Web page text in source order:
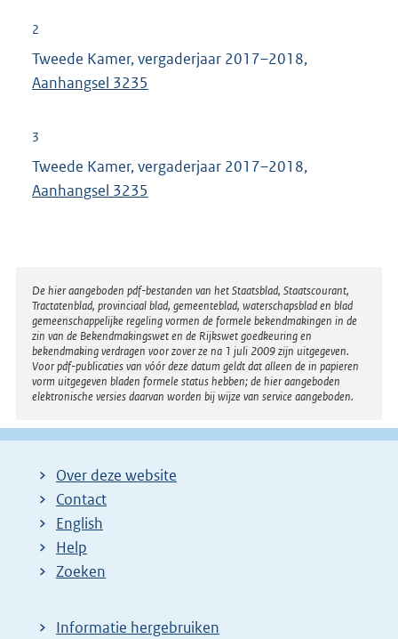
2
Tweede Kamer, vergaderjaar 2017–2018,
Aanhangsel 3235
3
Tweede Kamer, vergaderjaar 2017–2018,
Aanhangsel 3235
Disclaimer
De hier aangeboden pdf-bestanden van het Staatsblad, Staatscourant,
Tractatenblad, provinciaal blad, gemeenteblad, waterschapsblad en blad
gemeenschappelijke regeling vormen de formele bekendmakingen in de
zin van de Bekendmakingswet en de Rijkswet goedkeuring en
bekendmaking verdragen voor zover ze na 1 juli 2009 zijn uitgegeven.
Voor pdf-publicaties van vóór deze datum geldt dat alleen de in papieren
vorm uitgegeven bladen formele status hebben; de hier aangeboden
elektronische versies daarvan worden bij wijze van service aangeboden.
Over deze website
Contact
English
Help
Zoeken
Informatie hergebruiken